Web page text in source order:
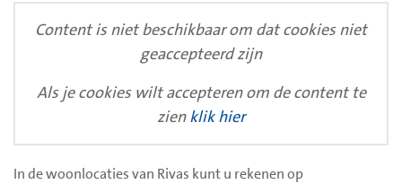
Content is niet beschikbaar om dat cookies niet
geaccepteerd zijn
Als je cookies wilt accepteren om de content te
zienklik hier
In de woonlocaties van Rivas kunt u rekenen op